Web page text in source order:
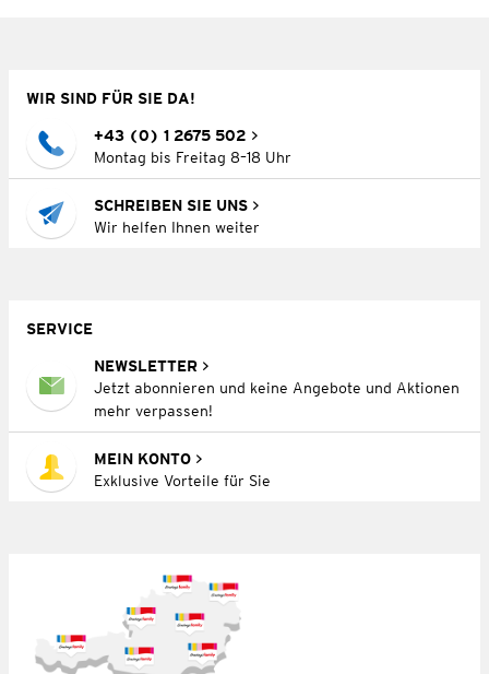
WIR SIND FÜR SIE DA!
+43 (0) 1 2675 502
Montag bis Freitag 8–18 Uhr
SCHREIBEN SIE UNS
Wir helfen Ihnen weiter
SERVICE
NEWSLETTER
Jetzt abonnieren und keine Angebote und Aktionen
mehr verpassen!
MEIN KONTO
Exklusive Vorteile für Sie